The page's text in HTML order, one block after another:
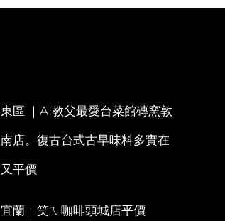
東區 ｜AI教父最愛台菜館磚窯敦
南店。復古台式古早味料多實在
又平價
宜蘭｜笑ㄟ咖啡頭城店平價